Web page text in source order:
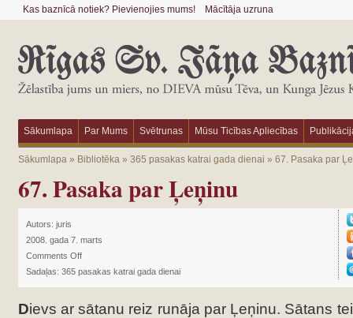
Kas baznīcā notiek? Pievienojies mums! Mācītāja uzruna
Sākumlapa Par Mums Svētrunas Mūsu Ticības Apliecības
Sākumlapa» Bibliotēka» 365 pasakas katrai gada dienai » 67. Pasaka par
67. Pasaka par Ļeņinu
Autors: juris
2008. gada 7. marts
Comments Off
Sadaļas: 365 pasakas katrai gada dienai
Dievs ar sātanu reiz runāja par Ļeņinu. Sātans